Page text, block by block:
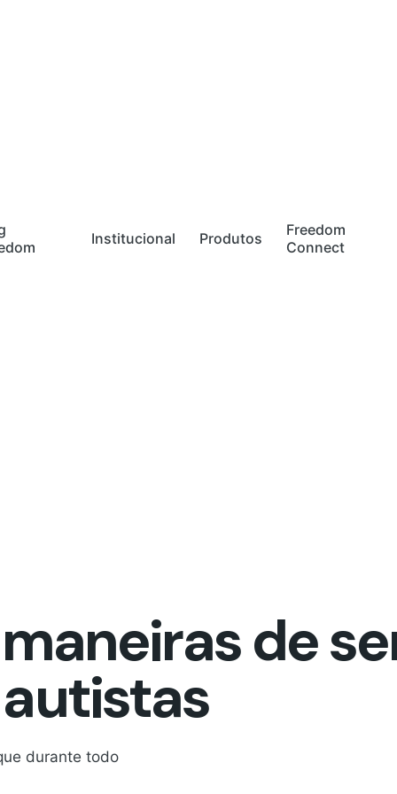
Institucional Produtos
Freedom
Connect
de
durante todo